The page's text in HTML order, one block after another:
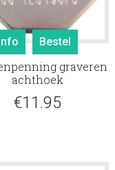
Bestel
graveren
achthoek
€11.95